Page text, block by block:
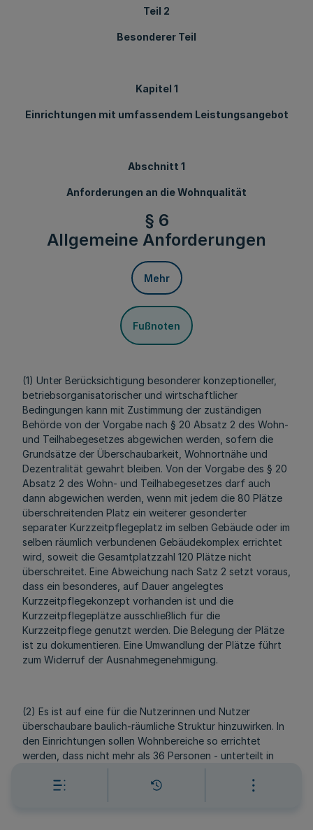
Teil 2
Besonderer Teil
Kapitel 1
Einrichtungen mit umfassendem Leistungsangebot
Abschnitt 1
Anforderungen an die Wohnqualität
§ 6
Allgemeine Anforderungen
Mehr
Fußnoten
(1) Unter Berücksichtigung besonderer konzeptioneller,
betriebsorganisatorischer und wirtschaftlicher
Bedingungen kann mit Zustimmung der zuständigen
Behörde von der Vorgabe nach § 20 Absatz 2 des Wohn-
und Teilhabegesetzes abgewichen werden, sofern die
Grundsätze der Überschaubarkeit, Wohnortnähe und
Dezentralität gewahrt bleiben. Von der Vorgabe des § 20
Absatz 2 des Wohn- und Teilhabegesetzes darf auch
dann abgewichen werden, wenn mit jedem die 80 Plätze
überschreitenden Platz ein weiterer gesonderter
separater Kurzzeitpflegeplatz im selben Gebäude oder im
selben räumlich verbundenen Gebäudekomplex errichtet
wird, soweit die Gesamtplatzzahl 120 Plätze nicht
überschreitet. Eine Abweichung nach Satz 2 setzt voraus,
dass ein besonderes, auf Dauer angelegtes
Kurzzeitpflegekonzept vorhanden ist und die
Kurzzeitpflegeplätze ausschließlich für die
Kurzzeitpflege genutzt werden. Die Belegung der Plätze
ist zu dokumentieren. Eine Umwandlung der Plätze führt
zum Widerruf der Ausnahmegenehmigung.
(2) Es ist auf eine für die Nutzerinnen und Nutzer
überschaubare baulich-räumliche Struktur hinzuwirken. In
den Einrichtungen sollen Wohnbereiche so errichtet
werden, dass nicht mehr als 36 Personen - unterteilt in
Gruppen - betreut werden können. Lange Flure sind zu
vermeiden.